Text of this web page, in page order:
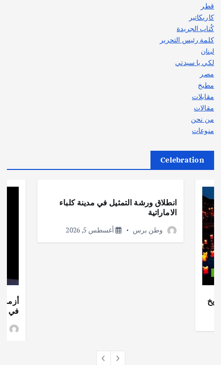
قطر
كاريكاتير
كُتاب الجريدة
كلمة رئيس التحرير
لبنان
لكي يا سيدتي
مصر
مطبخ
مقابلات
مقالات
من نحن
منوعات
Celebration
انطلاق ورشة التمثيل في مدينة كلباء
الاماراتية
وطن برس أغسطس 5, 2026
أزمة
في